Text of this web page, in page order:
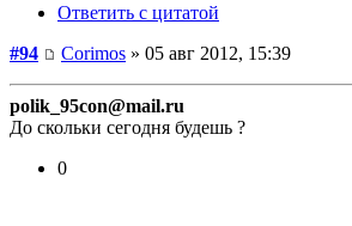
Ответить с цитатой
#94
Corimos » 05 авг 2012, 15:39
polik_95con@mail.ru
До скольки сегодня будешь ?
0